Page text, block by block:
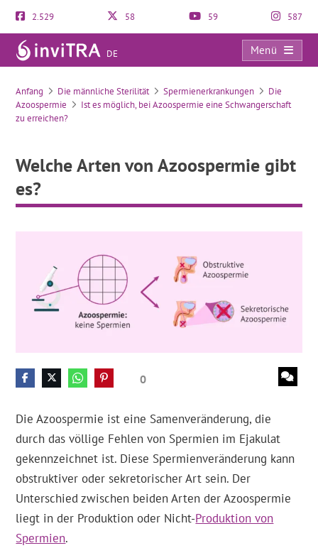
2.529 58 59 587
DE
Menü
Welche Arten von Azoospermie gibt es?
Anfang Die männliche Sterilität Spermienerkrankungen
Die
Azoospermie
Ist es möglich, bei Azoospermie eine Schwangerschaft
zu erreichen?
Welche Arten von Azoospermie gibt
es?
0
Die Azoospermie ist eine Samenveränderung, die
durch das völlige Fehlen von Spermien im Ejakulat
gekennzeichnet ist. Diese Spermienveränderung kann
obstruktiver oder sekretorischer Art sein. Der
Unterschied zwischen beiden Arten der Azoospermie
liegt in der Produktion oder Nicht-Produktion von
Spermien.